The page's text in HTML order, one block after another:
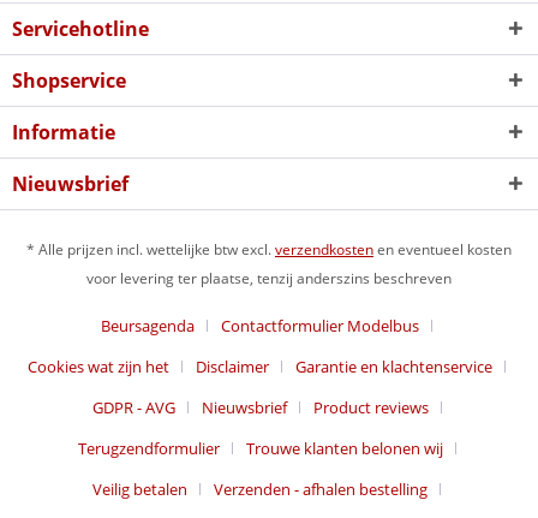
Servicehotline
Shopservice
Informatie
Nieuwsbrief
* Alle prijzen incl. wettelijke btw excl.verzendkostenen eventueel kosten
voor levering ter plaatse, tenzij anderszins beschreven
Beursagenda
Contactformulier Modelbus
Cookies wat zijn het
Disclaimer
Garantie en klachtenservice
GDPR - AVG
Nieuwsbrief
Product reviews
Terugzendformulier
Trouwe klanten belonen wij
Veilig betalen
Verzenden - afhalen bestelling